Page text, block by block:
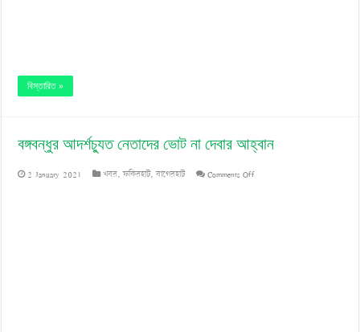
বিস্তারিত »
বঙ্গবন্ধুর আদর্শচ্যুত নেতাদের ভোট না দেবার আহ্বান
2 January 2021 খবর,ফকিরহাট,বাগেরহাট Comments Offon